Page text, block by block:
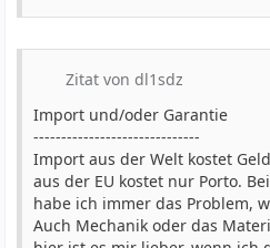
Zitat von dl1sdz
Import und/oder Garantie
------------------------------
Import aus der Welt kostet
aus der EU kostet nur Porto.
habe ich immer das Problem,
Auch Mechanik oder das